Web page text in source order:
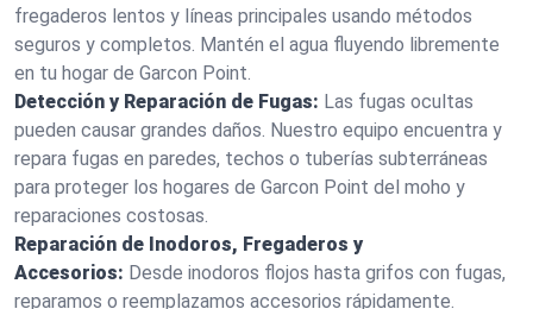
fregaderos lentos y líneas principales usando métodos
seguros y completos. Mantén el agua fluyendo libremente
en tu hogar de Garcon Point.
Detección y Reparación de Fugas: Las fugas ocultas
pueden causar grandes daños. Nuestro equipo encuentra y
repara fugas en paredes, techos o tuberías subterráneas
para proteger los hogares de Garcon Point del moho y
reparaciones costosas.
Reparación de Inodoros, Fregaderos y
Accesorios: Desde inodoros flojos hasta grifos con fugas,
reparamos o reemplazamos accesorios rápidamente.